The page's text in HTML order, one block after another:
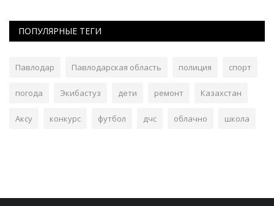
ПОПУЛЯРНЫЕ ТЕГИ
Павлодар Павлодарская область полиция спорт
погода Экибастуз дети ремонт Казахстан
Аксу конкурс футбол дчс облачно школа